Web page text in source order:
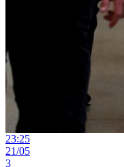
23:25
21/05
3